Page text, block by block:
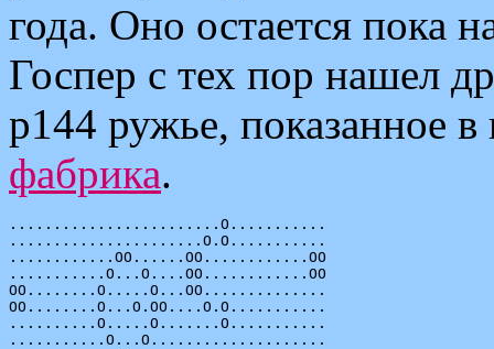
года. Оно остается пока
Госпер с тех пор нашел
p144 ружье, показанное в
фабрика.
........................O...........
......................O.O...........
............OO......OO............OO
...........O...O....OO............OO
OO........O.....O...OO..............
OO........O...O.OO....O.O...........
..........O.....O.......O...........
...........O...O....................